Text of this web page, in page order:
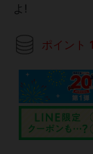
よ!
ポイント 1